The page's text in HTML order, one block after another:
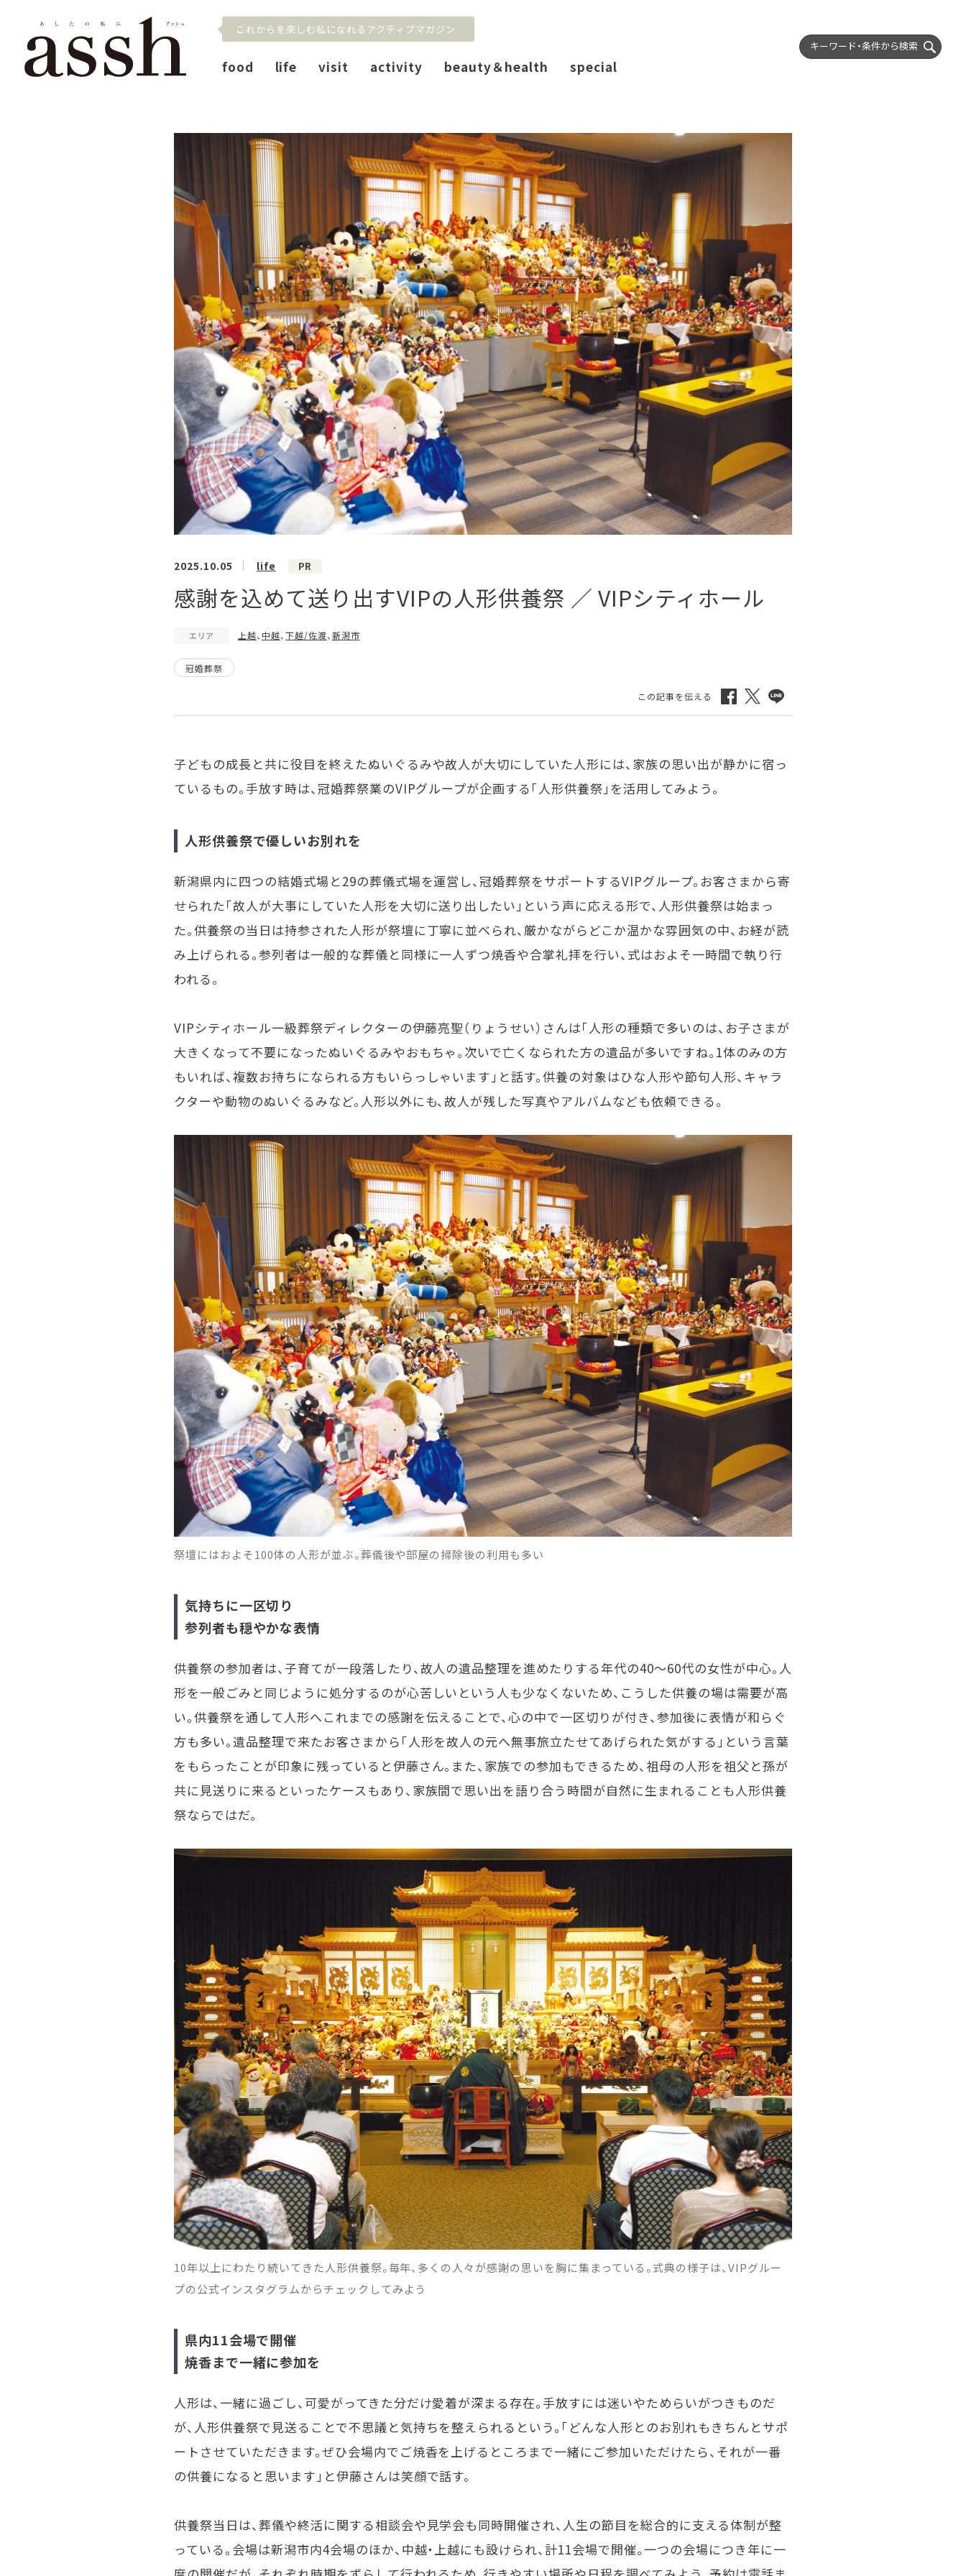
これからを楽しむ私になれるアクティブマガジン
food life visit activity beauty＆health special
キーワード・条件から検索
2025.10.05 life PR
感謝を込めて送り出すVIPの人形供養祭 ／ VIPシティホール
エリア 上越、 中越、 下越/佐渡、 新潟市
冠婚葬祭
子どもの成長と共に役目を終えたぬいぐるみや故人が大切にしていた人形には、家族の思い出が静かに宿っ
ているもの。手放す時は、冠婚葬祭業のVIPグループが企画する「人形供養祭」を活用してみよう。
人形供養祭で優しいお別れを
新潟県内に四つの結婚式場と29の葬儀式場を運営し、冠婚葬祭をサポートするVIPグループ。お客さまから寄
せられた「故人が大事にしていた人形を大切に送り出したい」という声に応える形で、人形供養祭は始まっ
た。供養祭の当日は持参された人形が祭壇に丁寧に並べられ、厳かながらどこか温かな雰囲気の中、お経が読
み上げられる。参列者は一般的な葬儀と同様に一人ずつ焼香や合掌礼拝を行い、式はおよそ一時間で執り行
われる。
VIPシティホール一級葬祭ディレクターの伊藤亮聖（りょうせい）さんは「人形の種類で多いのは、お子さまが
大きくなって不要になったぬいぐるみやおもちゃ。次いで亡くなられた方の遺品が多いですね。1体のみの方
もいれば、複数お持ちになられる方もいらっしゃいます」と話す。供養の対象はひな人形や節句人形、キャラ
クターや動物のぬいぐるみなど。人形以外にも、故人が残した写真やアルバムなども依頼できる。
祭壇にはおよそ100体の人形が並ぶ。葬儀後や部屋の掃除後の利用も多い
気持ちに一区切り
参列者も穏やかな表情
供養祭の参加者は、子育てが一段落したり、故人の遺品整理を進めたりする年代の40〜60代の女性が中心。人
形を一般ごみと同じように処分するのが心苦しいという人も少なくないため、こうした供養の場は需要が高
い。供養祭を通して人形へこれまでの感謝を伝えることで、心の中で一区切りが付き、参加後に表情が和らぐ
方も多い。遺品整理で来たお客さまから「人形を故人の元へ無事旅立たせてあげられた気がする」という言葉
をもらったことが印象に残っていると伊藤さん。また、家族での参加もできるため、祖母の人形を祖父と孫が
共に見送りに来るといったケースもあり、家族間で思い出を語り合う時間が自然に生まれることも人形供養
祭ならではだ。
10年以上にわたり続いてきた人形供養祭。毎年、多くの人々が感謝の思いを胸に集まっている。式典の様子は、VIPグルー
プの公式インスタグラムからチェックしてみよう
県内11会場で開催
焼香まで一緒に参加を
人形は、一緒に過ごし、可愛がってきた分だけ愛着が深まる存在。手放すには迷いやためらいがつきものだ
が、人形供養祭で見送ることで不思議と気持ちを整えられるという。「どんな人形とのお別れもきちんとサポ
ートさせていただきます。ぜひ会場内でご焼香を上げるところまで一緒にご参加いただけたら、それが一番
の供養になると思います」と伊藤さんは笑顔で話す。
供養祭当日は、葬儀や終活に関する相談会や見学会も同時開催され、人生の節目を総合的に支える体制が整
っている。会場は新潟市内4会場のほか、中越・上越にも設けられ、計11会場で開催。一つの会場につき年に一